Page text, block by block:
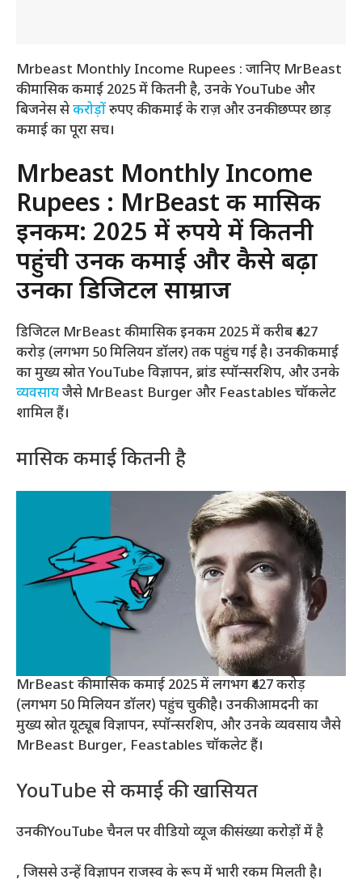
Mrbeast Monthly Income Rupees : जानिए MrBeast
की मासिक कमाई 2025 में कितनी है, उनके YouTube और
बिजनेस सेकरोड़ोंरुपए की कमाई के राज़ और उनकी छप्पर छाड़
कमाई का पूरा सच।
Mrbeast Monthly Income
Rupees : MrBeast की मासिक
इनकम: 2025 में रुपये में कितनी
पहुंची उनकी कमाई और कैसे बढ़ा
उनका डिजिटल साम्राज
डिजिटल MrBeast की मासिक इनकम 2025 में करीब ₹427
करोड़ (लगभग 50 मिलियन डॉलर) तक पहुंच गई है। उनकी कमाई
का मुख्य स्रोत YouTube विज्ञापन, ब्रांड स्पॉन्सरशिप, और उनके
व्यवसायजैसे MrBeast Burger और Feastables चॉकलेट
शामिल हैं।
मासिक कमाई कितनी है
MrBeast की मासिक कमाई 2025 में लगभग ₹427 करोड़
(लगभग 50 मिलियन डॉलर) पहुंच चुकी है। उनकी आमदनी का
मुख्य स्रोत यूट्यूब विज्ञापन, स्पॉन्सरशिप, और उनके व्यवसाय जैसे
MrBeast Burger, Feastables चॉकलेट हैं।
YouTube से कमाई की खासियत
उनकी YouTube चैनल पर वीडियो व्यूज की संख्या करोड़ों में है
, जिससे उन्हें विज्ञापन राजस्व के रूप में भारी रकम मिलती है।